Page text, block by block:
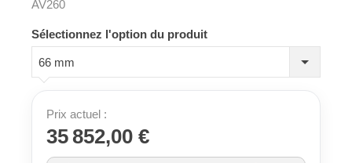
AV260
Sélectionnez l'option du produit
66 mm
Prix actuel :
35 852,00 €